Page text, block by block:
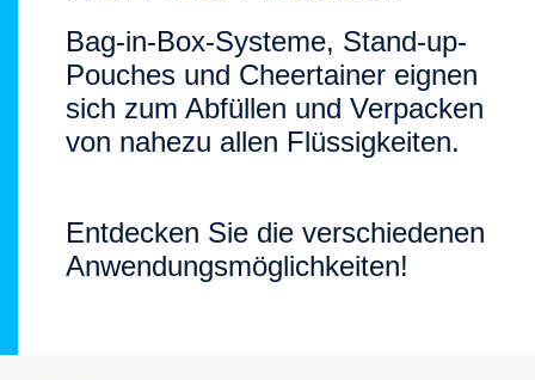
Bag-in-Box-Systeme, Stand-up-
Pouches und Cheertainer eignen
sich zum Abfüllen und Verpacken
von nahezu allen Flüssigkeiten.
Entdecken Sie die verschiedenen
Anwendungsmöglichkeiten!